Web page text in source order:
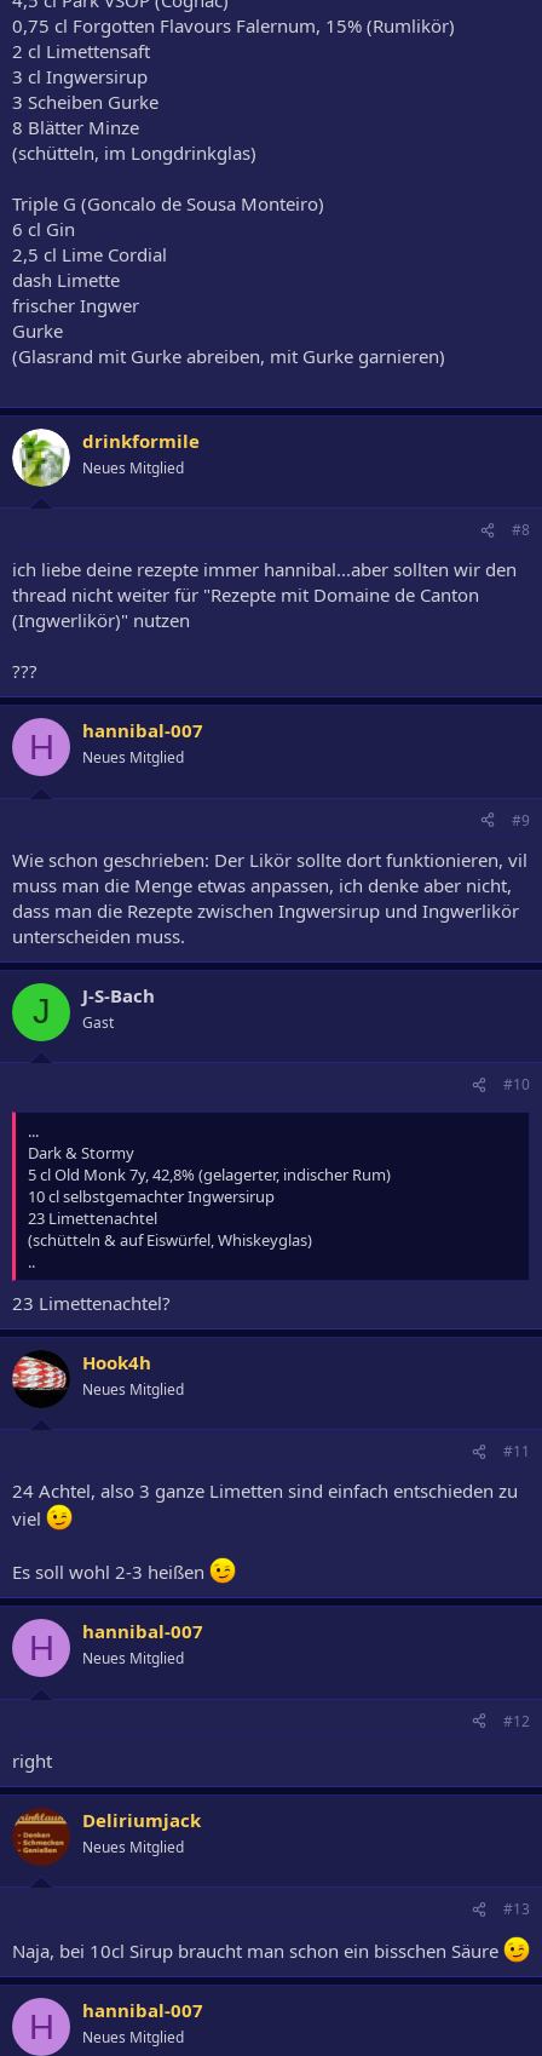
0,75 cl Forgotten Flavours Falernum, 15% (Rumlikör)
2 cl Limettensaft
3 cl Ingwersirup
3 Scheiben Gurke
8 Blätter Minze
(schütteln, im Longdrinkglas)
Triple G (Goncalo de Sousa Monteiro)
6 cl Gin
2,5 cl Lime Cordial
dash Limette
frischer Ingwer
Gurke
(Glasrand mit Gurke abreiben, mit Gurke garnieren)
drinkformile
Neues Mitglied
#8
ich liebe deine rezepte immer hannibal...aber sollten wir den
thread nicht weiter für "Rezepte mit Domaine de Canton
(Ingwerlikör)" nutzen
???
H hannibal-007
Neues Mitglied
#9
Wie schon geschrieben: Der Likör sollte dort funktionieren, vil
muss man die Menge etwas anpassen, ich denke aber nicht,
dass man die Rezepte zwischen Ingwersirup und Ingwerlikör
unterscheiden muss.
J J-S-Bach
Gast
#10
...
Dark & Stormy
5 cl Old Monk 7y, 42,8% (gelagerter, indischer Rum)
10 cl selbstgemachter Ingwersirup
2­3 Limettenachtel
(schütteln & auf Eiswürfel, Whiskeyglas)
..
23 Limettenachtel?
Hook4h
Neues Mitglied
#11
24 Achtel, also 3 ganze Limetten sind einfach entschieden zu
viel
Es soll wohl 2-3 heißen
H hannibal-007
Neues Mitglied
#12
right
Deliriumjack
Neues Mitglied
#13
Naja, bei 10cl Sirup braucht man schon ein bisschen Säure
H hannibal-007
Neues Mitglied